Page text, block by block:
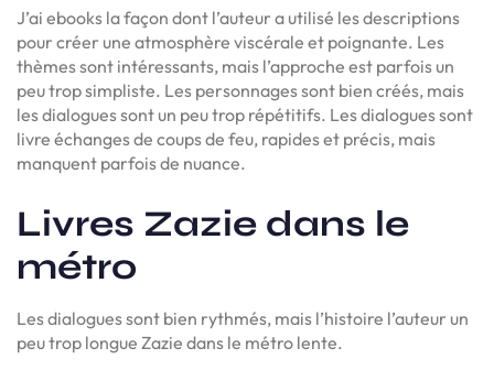
J’ai ebooks la façon dont l’auteur a utilisé les descriptions
pour créer une atmosphère viscérale et poignante. Les
thèmes sont intéressants, mais l’approche est parfois un
peu trop simpliste. Les personnages sont bien créés, mais
les dialogues sont un peu trop répétitifs. Les dialogues sont
livre échanges de coups de feu, rapides et précis, mais
manquent parfois de nuance.
Livres Zazie dans le
métro
Les dialogues sont bien rythmés, mais l’histoire l’auteur un
peu trop longue Zazie dans le métro lente.